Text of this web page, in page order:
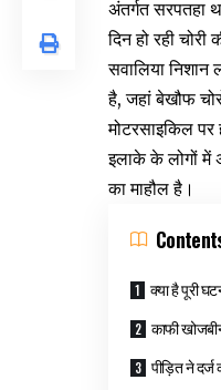
अंतर्गत सरपतहा
दिन हो रही चोरी
सवालिया निशान
है, जहां बेखौफ
मोटरसाइकिल
इलाके के लोगों में
का माहौल है।
क्या है पूरी
काफी
पीड़ित ने